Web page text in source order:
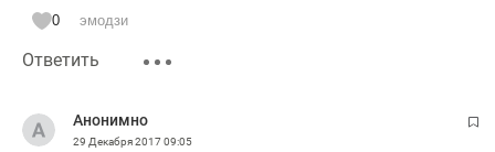
0 эмодзи
Ответить
Анонимно
29 Декабря 201709:05